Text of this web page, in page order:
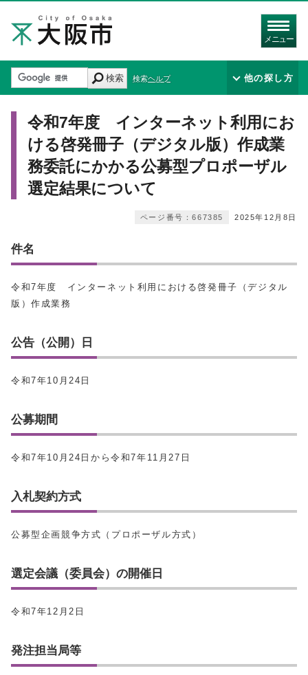
メニュー
検索 検索ヘルプ 他の探し方
令和7年度 インターネット利用にお
ける啓発冊子（デジタル版）作成業
務委託にかかる公募型プロポーザル
選定結果について
2025年12月8日
ページ番号：667385
件名
令和7年度 インターネット利用における啓発冊子（デジタル
版）作成業務
公告（公開）日
令和7年10月24日
公募期間
令和7年10月24日から令和7年11月27日
入札契約方式
公募型企画競争方式（プロポーザル方式）
選定会議（委員会）の開催日
令和7年12月2日
発注担当局等